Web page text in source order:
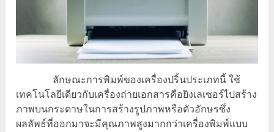
ลักษณะการพิมพ์ของเครื่องปริ้นประเภทนี้ ใช้
เทคโนโลยีเดียวกับเครื่องถ่ายเอกสารคือยิงเลเซอร์ไปสร้าง
ภาพบนกระดาษในการสร้างรูปภาพหรือตัวอักษรซึ่ง
ผลลัพธ์ที่ออกมาจะมีคุณภาพสูงมากกว่าเครื่องพิมพ์แบบ